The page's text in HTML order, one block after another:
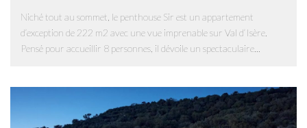
Niché tout au sommet, le penthouse Sir est un appartement
d’exception de 222 m2 avec une vue imprenable sur Val d’Isère.
Pensé pour accueillir 8 personnes, il dévoile un spectaculaire...